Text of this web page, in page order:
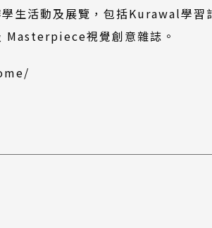
生活動及展覽，包括Kurawal學
視覺創意雜誌。